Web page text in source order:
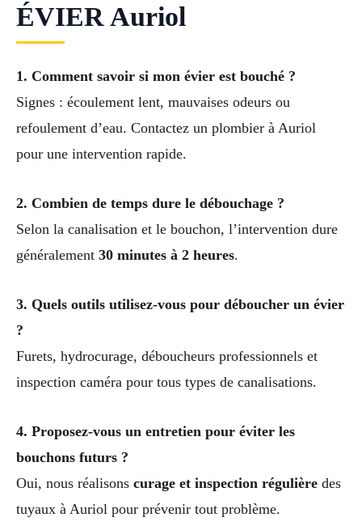
ÉVIER Auriol
1. Comment savoir si mon évier est bouché ?
Signes : écoulement lent, mauvaises odeurs ou
refoulement d’eau. Contactez un plombier à Auriol
pour une intervention rapide.
2. Combien de temps dure le débouchage ?
Selon la canalisation et le bouchon, l’intervention dure
généralement 30 minutes à 2 heures.
3. Quels outils utilisez-vous pour déboucher un évier
?
Furets, hydrocurage, déboucheurs professionnels et
inspection caméra pour tous types de canalisations.
4. Proposez-vous un entretien pour éviter les
bouchons futurs ?
Oui, nous réalisons curage et inspection régulière des
tuyaux à Auriol pour prévenir tout problème.